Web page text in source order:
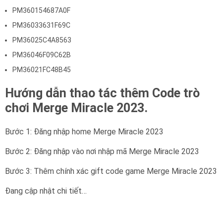
PM360154687A0F
PM36033631F69C
PM36025C4A8563
PM36046F09C62B
PM36021FC48B45
Hướng dẫn thao tác thêm Code trò
chơi Merge Miracle 2023.
Bước 1: Đăng nhập home Merge Miracle 2023
Bước 2: Đăng nhập vào nơi nhập mã Merge Miracle 2023
Bước 3: Thêm chính xác gift code game Merge Miracle 2023
Đang cập nhật chi tiết…